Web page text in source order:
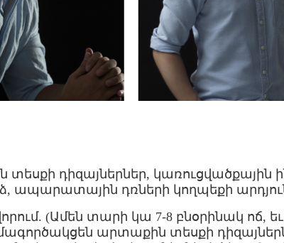
դիզայներներ, կառուցվածքային
ապարատային դռների կողպեքի
(Ամեն տարի կա 7-8 բնօրինակ ոճ,
արտաքին տեսքի